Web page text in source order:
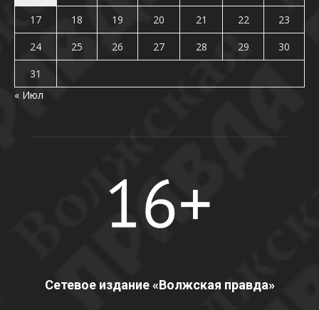
17
18 19 20 21 22
23
24
25 26 27 28 29
30
31
« Июл
Сетевое издание «Волжская правда»